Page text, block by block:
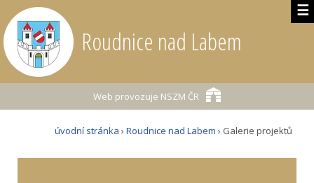
☰
Roudnice nad Labem
Web provozuje NSZM ČR
úvodní stránka › Roudnice nad Labem › Galerie projektů